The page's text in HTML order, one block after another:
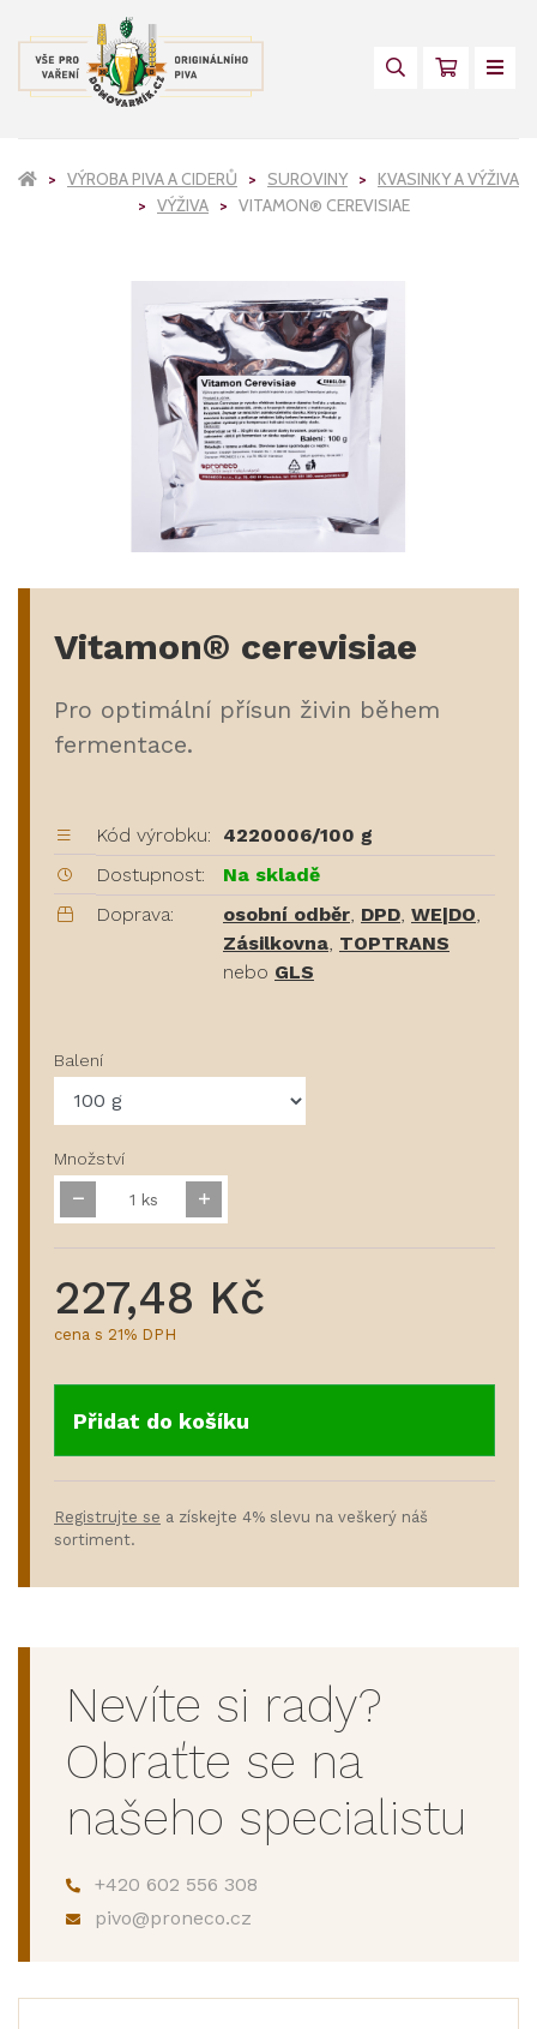
VÝROBA PIVA A CIDERŮ SUROVINY
KVASINKY A VÝŽIVA
VÝŽIVA
VITAMON® CEREVISIAE
Vitamon® cerevisiae
Pro optimální přísun živin během
fermentace.
Kód výrobku:
4220006/100 g
Dostupnost:
Na skladě
Doprava:
osobní odběr DPD WE|DO
Zásilkovna TOPTRANS
nebo GLS
Balení
Množství
ks
227,48 Kč
cena s 21% DPH
Přidat do košíku
Registrujte se a získejte 4% slevu na veškerý náš
sortiment.
Nevíte si rady?
Obraťte se na
našeho specialistu
+420 602 556 308
pivo@proneco.cz